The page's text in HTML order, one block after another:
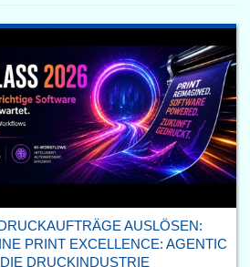
AUSLÖSEN:
PRINT EXCELLENCE: AGENTIC
DRUCKINDUSTRIE